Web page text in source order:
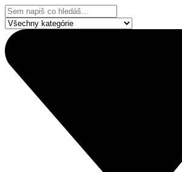
Přejít
k
obsahu
Search
...